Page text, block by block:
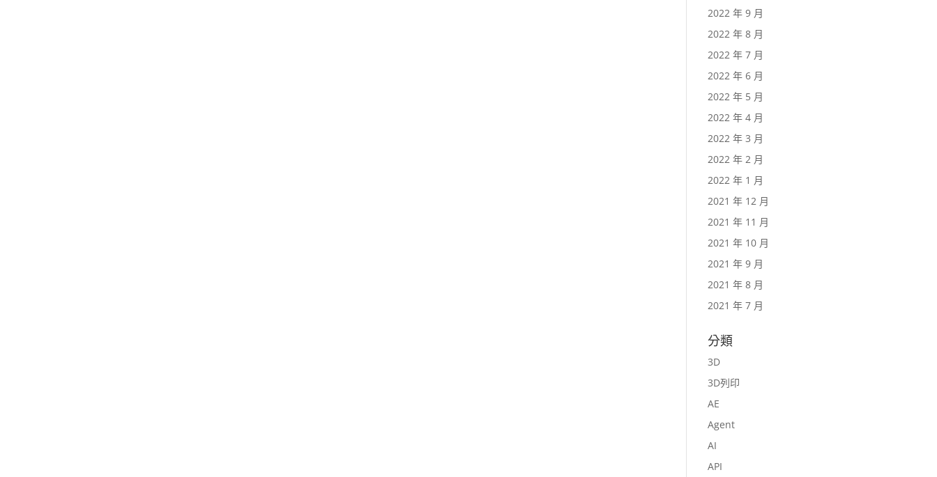
2022 年 9 月
2022 年 8 月
2022 年 7 月
2022 年 6 月
2022 年 5 月
2022 年 4 月
2022 年 3 月
2022 年 2 月
2022 年 1 月
2021 年 12 月
2021 年 11 月
2021 年 10 月
2021 年 9 月
2021 年 8 月
2021 年 7 月
分類
3D
3D列印
AE
Agent
AI
API